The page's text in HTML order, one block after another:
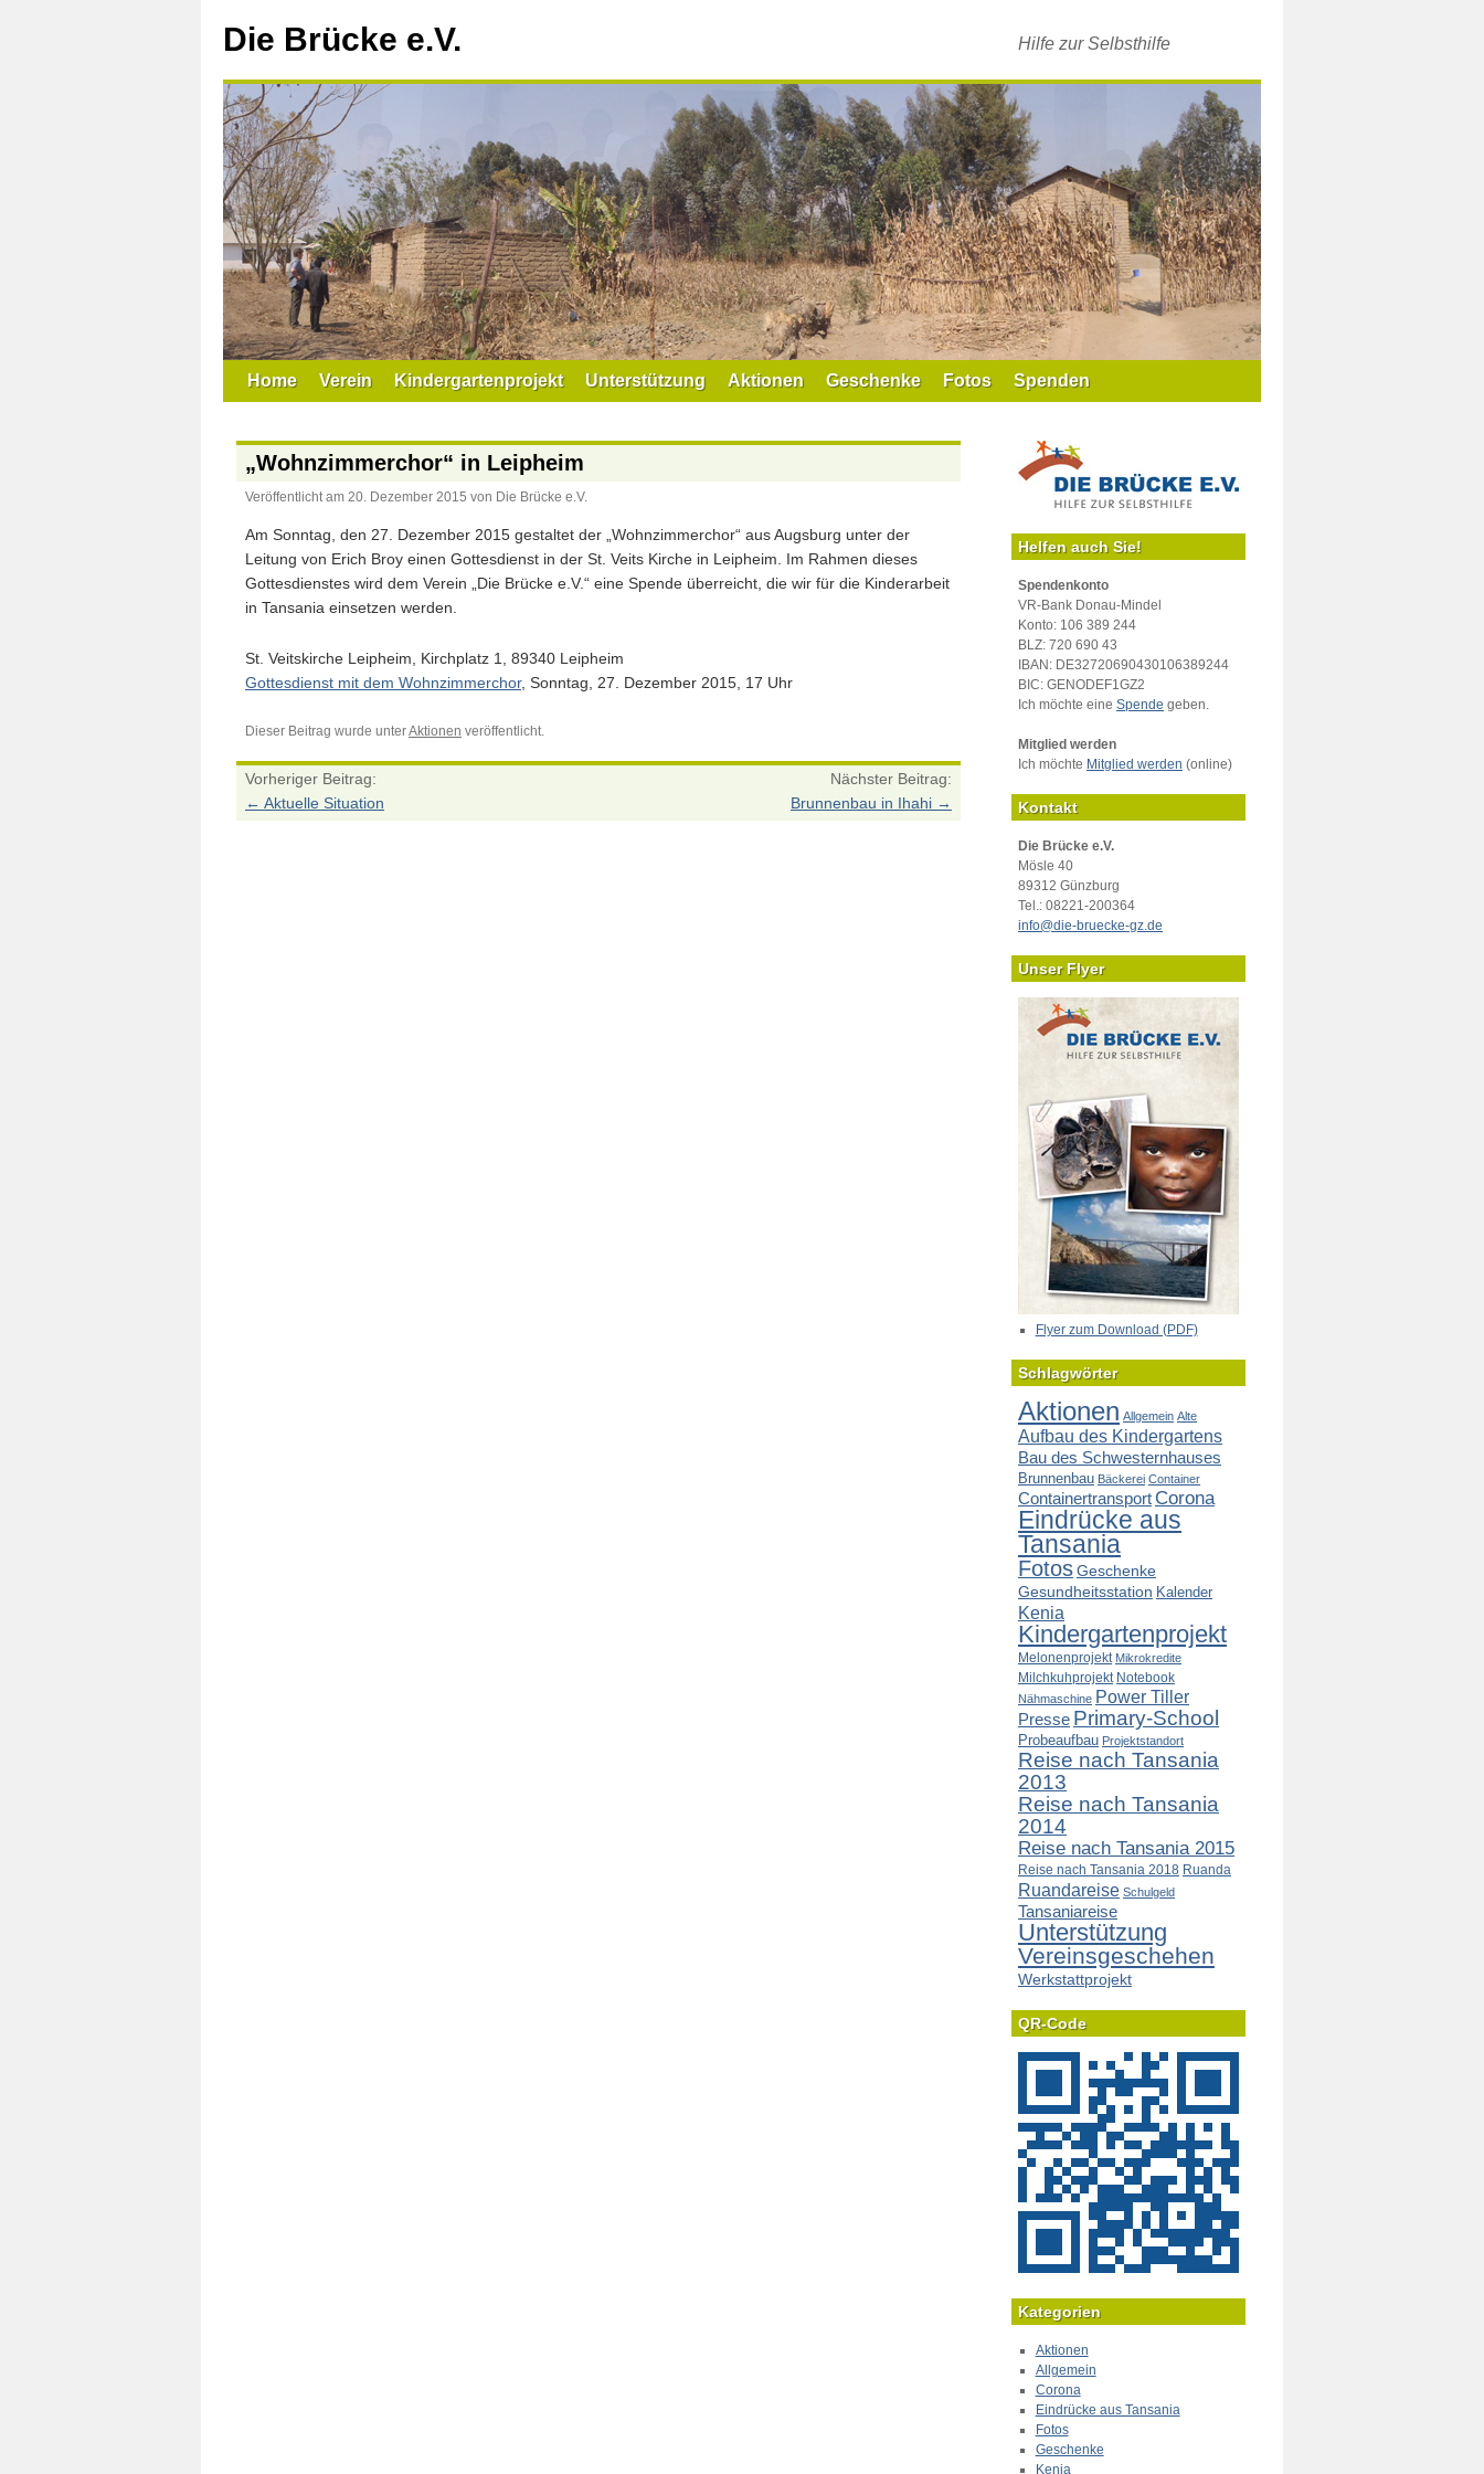
Inhalt
springen
Die Brücke e.V. Hilfe zur Selbsthilfe
Home Verein Kindergartenprojekt Unterstützung Aktionen Geschenke Fotos Spenden
„Wohnzimmerchor“ in Leipheim
Veröffentlicht am 20. Dezember 2015 von Die Brücke e.V.
Am Sonntag, den 27. Dezember 2015 gestaltet der „Wohnzimmerchor“ aus Augsburg unter der
Leitung von Erich Broy einen Gottesdienst in der St. Veits Kirche in Leipheim. Im Rahmen dieses
Gottesdienstes wird dem Verein „Die Brücke e.V.“ eine Spende überreicht, die wir für die Kinderarbeit
in Tansania einsetzen werden.
St. Veitskirche Leipheim, Kirchplatz 1, 89340 Leipheim
Gottesdienst mit dem Wohnzimmerchor, Sonntag, 27. Dezember 2015, 17 Uhr
Dieser Beitrag wurde unterAktionen veröffentlicht.
Vorheriger Beitrag:
← Aktuelle Situation
Nächster Beitrag:
Brunnenbau in Ihahi →
Helfen auch Sie!
Spendenkonto
VR-Bank Donau-Mindel
Konto: 106 389 244
BLZ: 720 690 43
IBAN: DE32720690430106389244
BIC: GENODEF1GZ2
Ich möchte eine Spende geben.
Mitglied werden
Ich möchte Mitglied werden (online)
Kontakt
Die Brücke e.V.
Mösle 40
89312 Günzburg
Tel.: 08221-200364
info@die-bruecke-gz.de
Unser Flyer
Flyer zum Download (PDF)
Schlagwörter
Aktionen Allgemein Alte
Aufbau des Kindergartens
Bau des Schwesternhauses
Brunnenbau Bäckerei Container
Containertransport Corona
Eindrücke aus
Tansania
FotosGeschenke
Gesundheitsstation Kalender
Kenia
Kindergartenprojekt
Melonenprojekt Mikrokredite
Milchkuhprojekt Notebook
Nähmaschine Power Tiller
Presse Primary-School
Probeaufbau Projektstandort
Reise nach Tansania
2013
Reise nach Tansania
2014
Reise nach Tansania 2015
Reise nach Tansania 2018 Ruanda
Ruandareise Schulgeld
Tansaniareise
Unterstützung
Vereinsgeschehen
Werkstattprojekt
QR-Code
Kategorien
Aktionen
Allgemein
Corona
Eindrücke aus Tansania
Fotos
Geschenke
Kenia